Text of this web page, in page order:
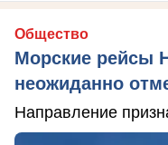
Общество
Морские рейсы
неожиданно
Направление